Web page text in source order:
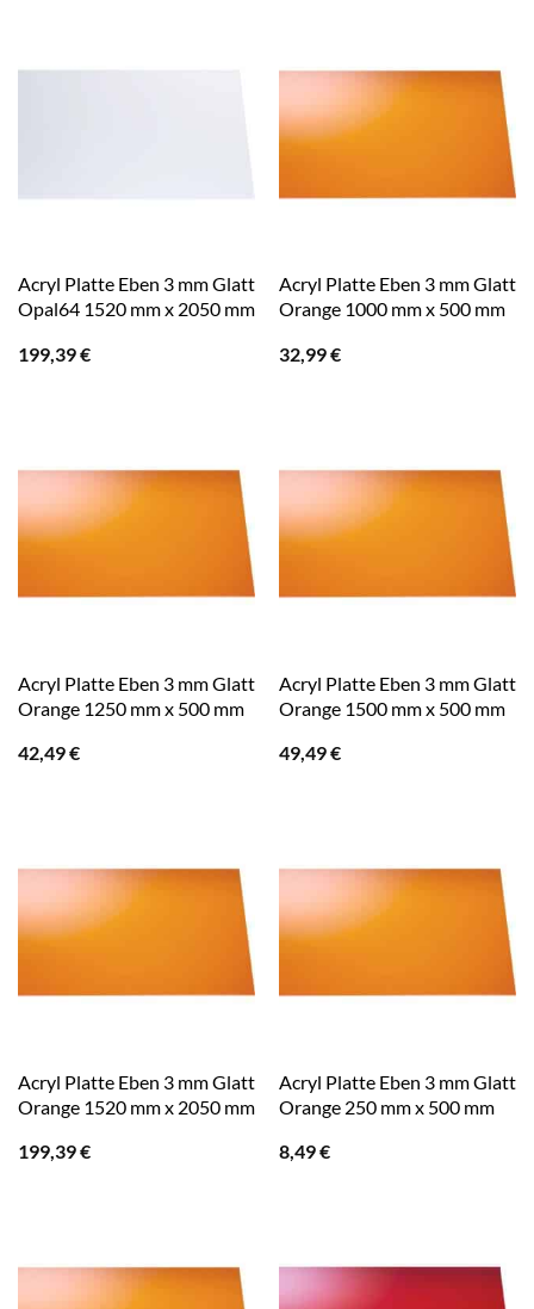
Acryl Platte Eben 3 mm Glatt
Opal64 1520 mm x 2050 mm
199,39€
Acryl Platte Eben 3 mm Glatt
Orange 1000 mm x 500 mm
32,99€
Acryl Platte Eben 3 mm Glatt
Orange 1250 mm x 500 mm
42,49€
Acryl Platte Eben 3 mm Glatt
Orange 1500 mm x 500 mm
49,49€
Acryl Platte Eben 3 mm Glatt
Orange 1520 mm x 2050 mm
199,39€
Acryl Platte Eben 3 mm Glatt
Orange 250 mm x 500 mm
8,49€